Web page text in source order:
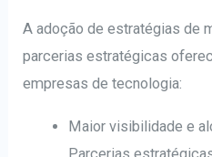
A adoção de estratégias de
parcerias estratégicas
empresas de tecnologia:
Maior visibilidade e
Parcerias